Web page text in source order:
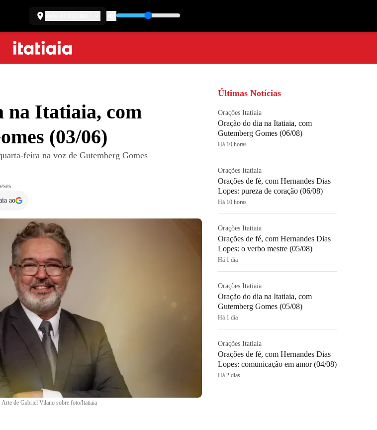
na Itatiaia, com
(03/06)
feira na voz de Gutemberg Gomes
ao
Arte de Gabriel Vilano sobre foto/Itatiaia
Últimas Notícias
Orações Itatiaia
Oração do dia na Itatiaia, com
Gutemberg Gomes (06/08)
Há 10 horas
Orações Itatiaia
Orações de fé, com Hernandes Dias
Lopes: pureza de coração (06/08)
Há 10 horas
Orações Itatiaia
Orações de fé, com Hernandes Dias
Lopes: o verbo mestre (05/08)
Há 1 dia
Orações Itatiaia
Oração do dia na Itatiaia, com
Gutemberg Gomes (05/08)
Há 1 dia
Orações Itatiaia
Orações de fé, com Hernandes Dias
Lopes: comunicação em amor (04/08)
Há 2 dias